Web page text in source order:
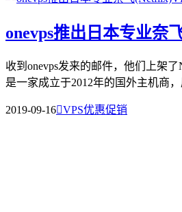
onevps推出日本专业奈
收到onevps发来的邮件，他们上架
是一家成立于2012年的国外主机商
2019-09-16VPS优惠促销